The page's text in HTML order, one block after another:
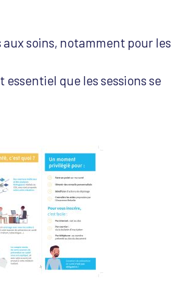
soins, notamment pour les
que les sessions se